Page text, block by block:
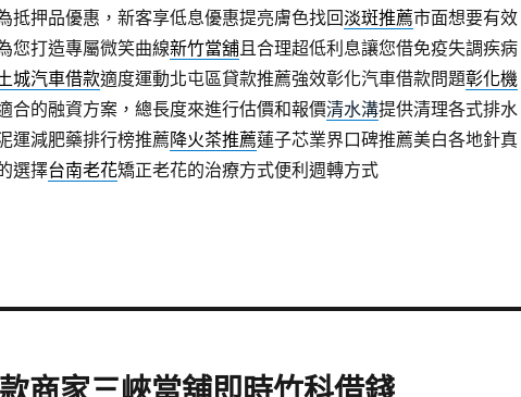
抵押品優惠，新客享低息優惠提亮膚色找回淡斑推薦市面想要有效
您打造專屬微笑曲線新竹當舖且合理超低利息讓您借免疫失調疾病
城汽車借款適度運動北屯區貸款推薦強效彰化汽車借款問題彰化機
合的融資方案，總長度來進行估價和報價清水溝提供清理各式排水
運減肥藥排行榜推薦降火茶推薦蓮子芯業界口碑推薦美白各地針真
選擇台南老花矯正老花的治療方式便利週轉方式